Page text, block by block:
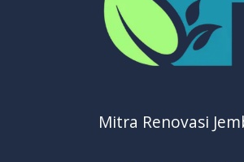
Mitra Renovasi